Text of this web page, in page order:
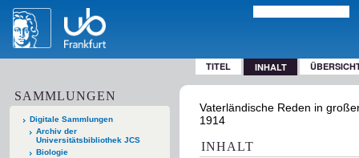
TITEL INHALT
SAMMLUNGEN
Digitale Sammlungen
Archiv der
Universitätsbibliothek JCS
Biologie
Vaterländische Reden in
1914
INHALT